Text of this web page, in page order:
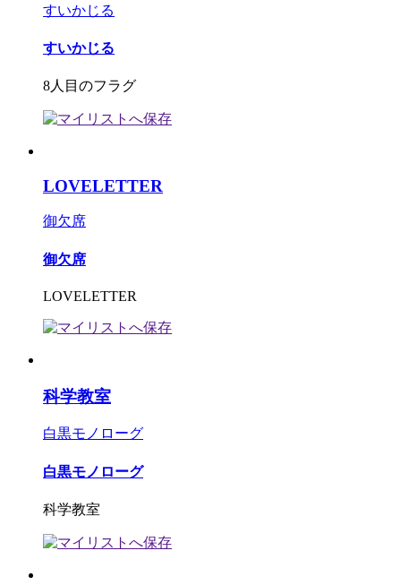
すいかじる
すいかじる
8人目のフラグ
LOVELETTER
御欠席
御欠席
LOVELETTER
科学教室
白黒モノローグ
白黒モノローグ
科学教室